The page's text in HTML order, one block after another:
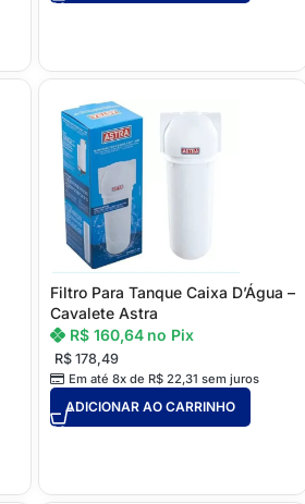
- Modernidade,
e Versatilidade!
obras rápidas e funcionais.
e estilo!
os produtos
Filtro Para Tanque Caixa D’Água –
Cavalete Astra
R$ 178,49
Em até 8x de R$22,31 sem juros
R$160,64 no Pix
ADICIONAR AO CARRINHO